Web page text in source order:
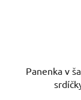
Panenka v